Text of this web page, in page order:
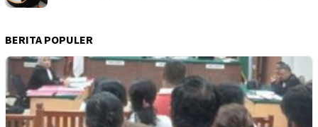
BERITA POPULER